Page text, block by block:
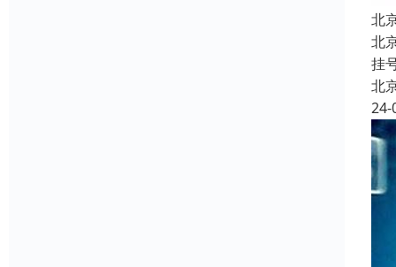
北
北
挂
北
24-